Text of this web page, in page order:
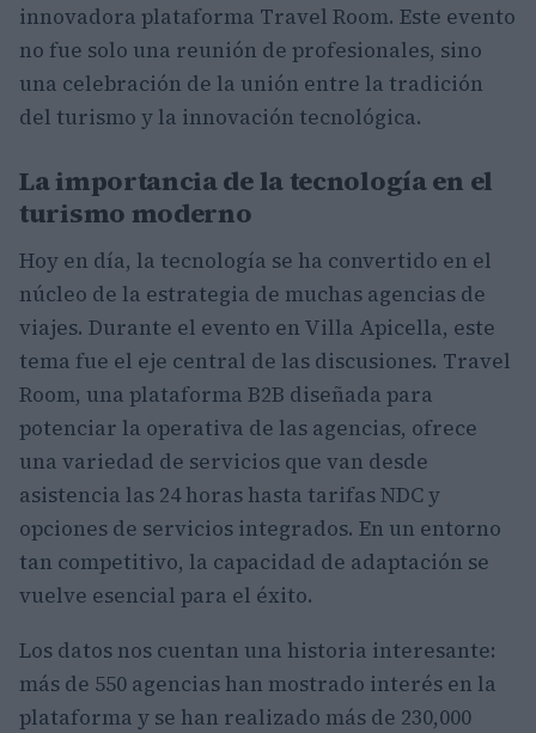
innovadora plataforma Travel Room. Este evento
no fue solo una reunión de profesionales, sino
una celebración de la unión entre la tradición
del turismo y la innovación tecnológica.
La importancia de la tecnología en el
turismo moderno
Hoy en día, la tecnología se ha convertido en el
núcleo de la estrategia de muchas agencias de
viajes. Durante el evento en Villa Apicella, este
tema fue el eje central de las discusiones. Travel
Room, una plataforma B2B diseñada para
potenciar la operativa de las agencias, ofrece
una variedad de servicios que van desde
asistencia las 24 horas hasta tarifas NDC y
opciones de servicios integrados. En un entorno
tan competitivo, la capacidad de adaptación se
vuelve esencial para el éxito.
Los datos nos cuentan una historia interesante:
más de 550 agencias han mostrado interés en la
plataforma y se han realizado más de 230,000